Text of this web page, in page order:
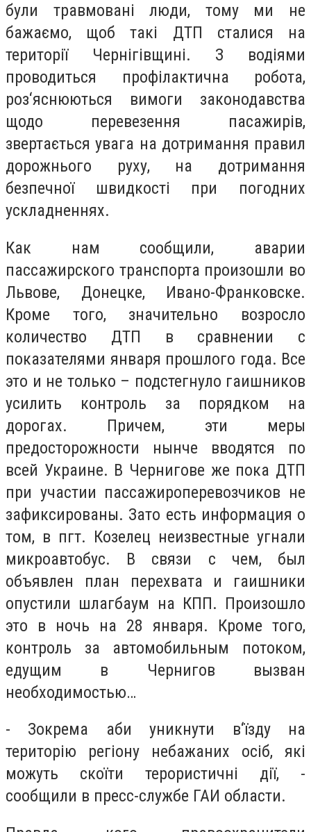
були травмовані люди, тому ми не
бажаємо, щоб такі ДТП сталися на
території Чернігівщині. З водіями
проводиться профілактична робота,
роз‘яснюються вимоги законодавства
щодо перевезення пасажирів,
звертається увага на дотримання правил
дорожнього руху, на дотримання
безпечної швидкості при погодних
ускладненнях.
Как нам сообщили, аварии
пассажирского транспорта произошли во
Львове, Донецке, Ивано-Франковске.
Кроме того, значительно возросло
количество ДТП в сравнении с
показателями января прошлого года. Все
это и не только – подстегнуло гаишников
усилить контроль за порядком на
дорогах. Причем, эти меры
предосторожности нынче вводятся по
всей Украине. В Чернигове же пока ДТП
при участии пассажироперевозчиков не
зафиксированы. Зато есть информация о
том, в пгт. Козелец неизвестные угнали
микроавтобус. В связи с чем, был
объявлен план перехвата и гаишники
опустили шлагбаум на КПП. Произошло
это в ночь на 28 января. Кроме того,
контроль за автомобильным потоком,
едущим в Чернигов вызван
необходимостью…
- Зокрема аби уникнути в‘їзду на
територію регіону небажаних осіб, які
можуть скоїти терористичні дії, -
сообщили в пресс-службе ГАИ области.